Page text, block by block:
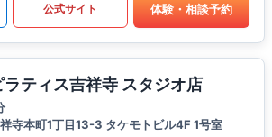
公式サイト 体験・相談予約
ティス吉祥寺 スタジオ店
寺本町1丁目13-3 タケモトビル4F 1号室